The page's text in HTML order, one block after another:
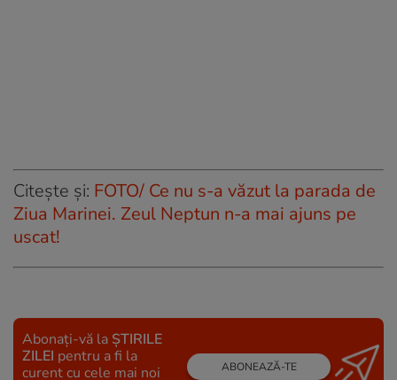
Citește și: FOTO/ Ce nu s-a văzut la parada de
Ziua Marinei. Zeul Neptun n-a mai ajuns pe
uscat!
Abonați-vă la ȘTIRILE
ZILEI pentru a fi la
curent cu cele mai noi
ABONEAZĂ-TE